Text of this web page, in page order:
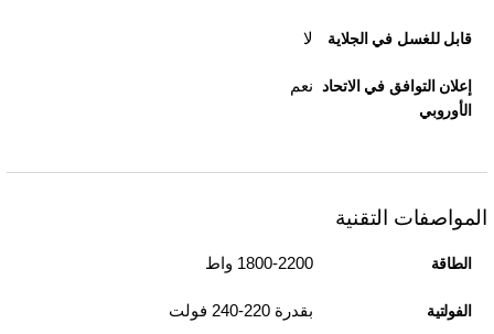
قابل للغسل في الجلاية لا
إعلان التوافق في الاتحاد
الأوروبي
نعم
المواصفات التقنية
الطاقة 1800-2200 واط
الفولتية بقدرة 220-240 فولت